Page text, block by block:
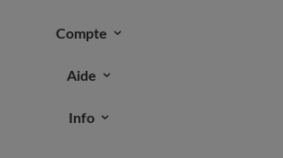
Commandes
souhaite me rétracter du contrat